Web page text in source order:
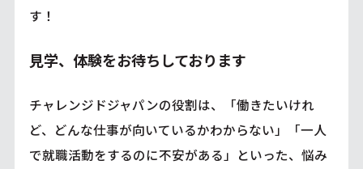
す！
見学、体験をお待ちしております
チャレンジドジャパンの役割は、「働きたいけれ
ど、どんな仕事が向いているかわからない」「一人
で就職活動をするのに不安がある」といった、悩み